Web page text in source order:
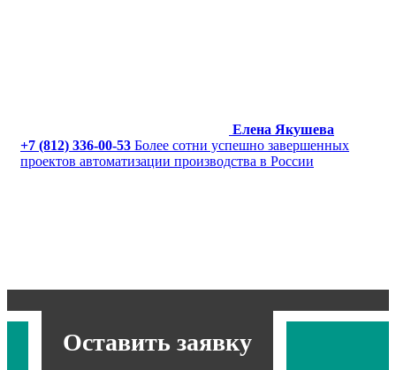
Елена Якушева
+7 (812) 336-00-53 Более сотни успешно завершенных
проектов автоматизации производства в России
Оставить заявку